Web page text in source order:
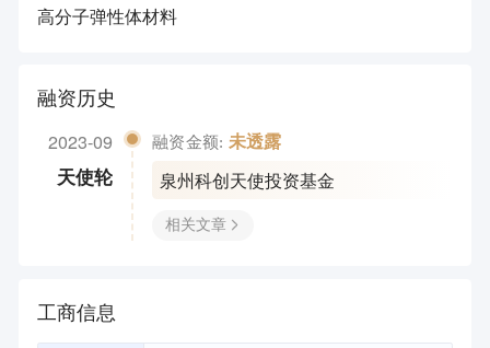
高分子弹性体材料
融资历史
2023-09
天使轮
融资金额: 未透露
泉州科创天使投资基金
相关文章
工商信息